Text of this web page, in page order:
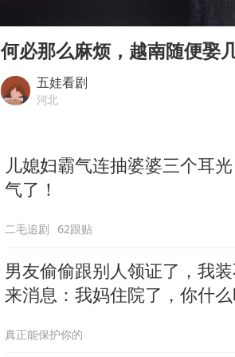
西贝创始人贾国
“不怕六爷挂得多
人民的健康、体
何必那么麻烦，越南随便娶
五娃看剧
河北
儿媳妇霸气连抽婆婆三个耳
气了！
二毛追剧 62跟贴
男友偷偷跟别人领证了，我
来消息：我妈住院了，你什
真正能保护你的